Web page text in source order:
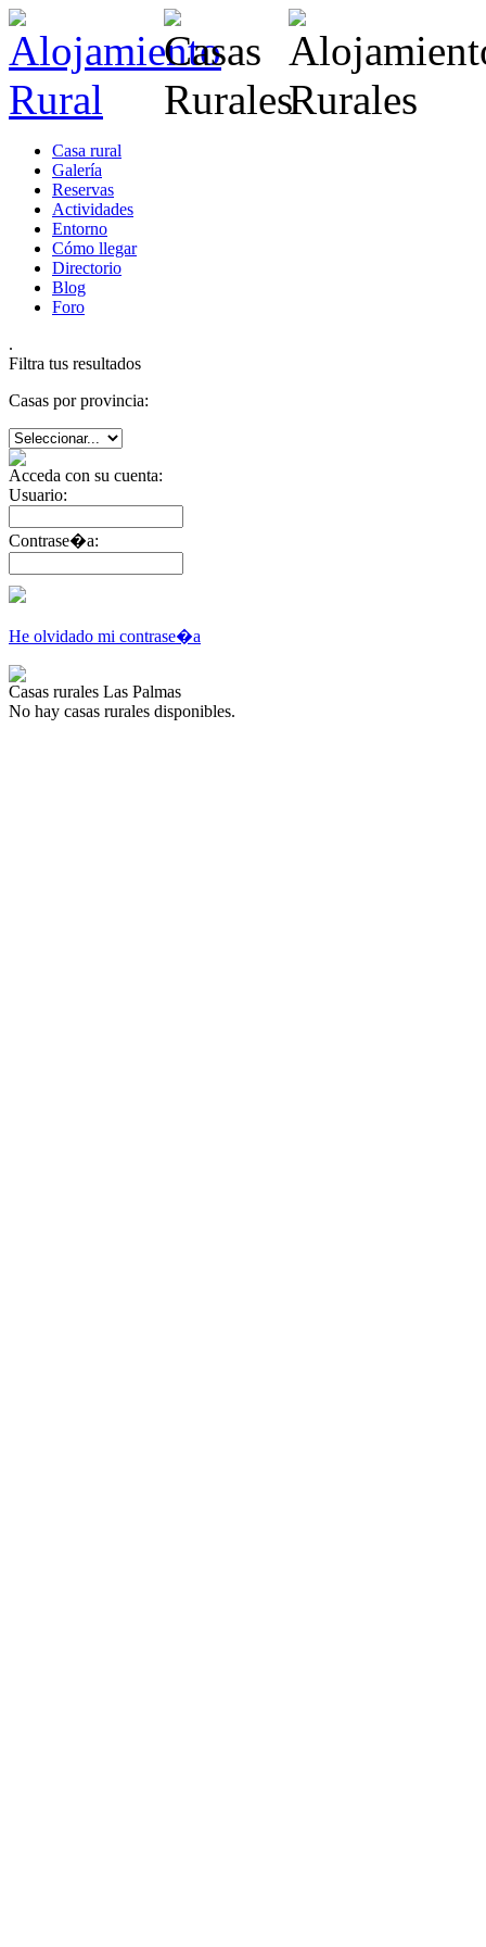
Casa rural
Galería
Reservas
Actividades
Entorno
Cómo llegar
Directorio
Blog
Foro
.
Filtra tus resultados
Casas por provincia:
Acceda con su cuenta:
Usuario:
Contrase�a:
He olvidado mi contrase�a
Casas rurales Las Palmas
No hay casas rurales disponibles.